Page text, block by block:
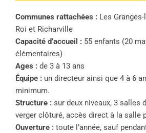
Communes rattachées :Les Granges-
Roi et Richarville
Capacité d’accueil :55 enfants (20
élémentaires)
Ages :de 3 à 13 ans
Équipe :un directeur ainsi que 4 à 6
minimum.
Structure :sur deux niveaux, 3 salles
verger clôturé, accès direct à la salle
Ouverture :toute l’année, sauf